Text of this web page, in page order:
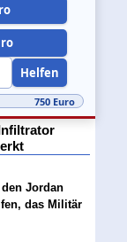
Helfen
750 Euro
Jordan
das Militär